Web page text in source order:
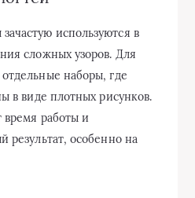
используются в
сложных узоров. Для
наборы, где
в виде плотных рисунков.
время работы и
результат, особенно на